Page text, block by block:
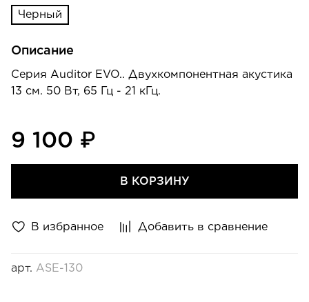
В избранное Добавить в сравнение
арт. ASE-130
Черный
Описание
Серия Auditor EVO.. Двухкомпонентная акустика
13 см. 50 Вт, 65 Гц - 21 кГц.
9 100 ₽
В КОРЗИНУ